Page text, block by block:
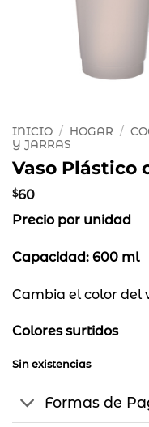
INICIO / HOGAR /
Y JARRAS
Vaso Plástico
$60
Precio por unidad
Capacidad: 600 ml
Cambia el color del
Colores surtidos
Sin existencias
Formas de